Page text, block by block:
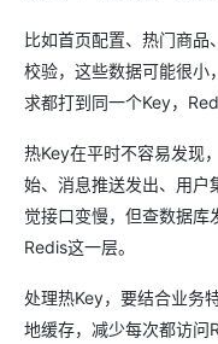
比如首页配置、热门商
校验，这些数据可能很小
求都打到同一个Key，
热Key在平时不容易发现
始、消息推送发出、用户
觉接口变慢，但查数据库
Redis这一层。
处理热Key，要结合业务
地缓存，减少每次都访问